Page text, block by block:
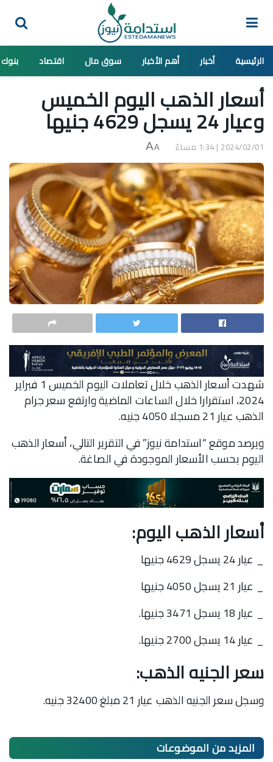
الرئيسية أخبار أهم الأخبار سوق مال اقتصاد بنوك
أسعار الذهب اليوم الخميس
وعيار 24 يسجل 4629 جنيها
2024/02/01 | 1:34 مساءً A
A
شهدت أسعار الذهب خلال تعاملات اليوم الخميس 1 فبراير
2024، استقرارا خلال الساعات الماضية وارتفع سعر جرام
الذهب عيار 21 مسجلا 4050 جنيه.
ويرصد موقع “استدامة نيوز” في التقرير التالي، أسعار الذهب
اليوم بحسب الأسعار الموجودة في الصاغة.
أسعار الذهب اليوم:
_ عيار 24 يسجل 4629 جنيها
_ عيار 21 يسجل 4050 جنيها
_ عيار 18 يسجل 3471 جنيها.
_ عيار 14 يسجل 2700 جنيها.
سعر الجنيه الذهب:
وسجل سعر الجنيه الذهب عيار 21 مبلغ 32400 جنيه.
المزيد منالموضوعات